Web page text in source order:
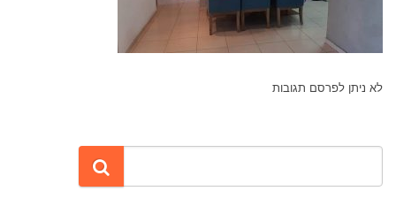
לא ניתן לפרסם תגובות